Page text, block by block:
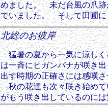
めました。 未だ台風の爪跡
ていました。 そして田圃に
北総のお彼岸
猛暑の夏から一気に涼しく
は一斉にヒガンバナが咲き
出す時期の正確さには感嘆
秋の花達も次々咲き始めて
がもう咲き出しているのに